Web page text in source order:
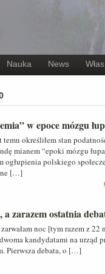
Nauka News
w epoce mózgu
określiłem stan
mianem “epoki mózgu
ogłupienia polskiego
[…]
a zarazem ostatnia
noc [tym razem z
kandydatami na urząd
Pierwsza debata, o […]